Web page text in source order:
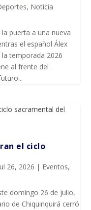
, Noticia
puerta a una nueva
el español Álex
temporada 2026
al frente del
el ciclo
26, 2026 | Eventos,
domingo 26 de julio,
de Chiquinquirá cerró